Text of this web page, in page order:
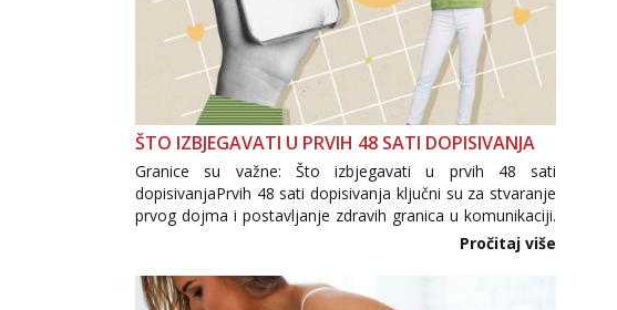
ŠTO IZBJEGAVATI U PRVIH 48 SATI DOPISIVANJA
Granice su važne: Što izbjegavati u prvih 48 sati
dopisivanjaPrvih 48 sati dopisivanja ključni su za stvaranje
prvog dojma i postavljanje zdravih granica u komunikaciji.
Važno je izbjeći prebrzo otkrivanje osobnih ili intimnih
informacija, jer nepoznata osoba još nije zaslužila to
povjerenje. Takođe...
Pročitaj više